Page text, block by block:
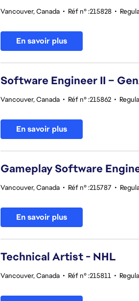
Vancouver, Canada • Réf n° :215828 •
En savoir plus
Software Engineer II –
Vancouver, Canada • Réf n° :215862 •
En savoir plus
Gameplay Software
Vancouver, Canada • Réf n° :215787 •
En savoir plus
Technical Artist - NHL
Vancouver, Canada • Réf n° :215811 •